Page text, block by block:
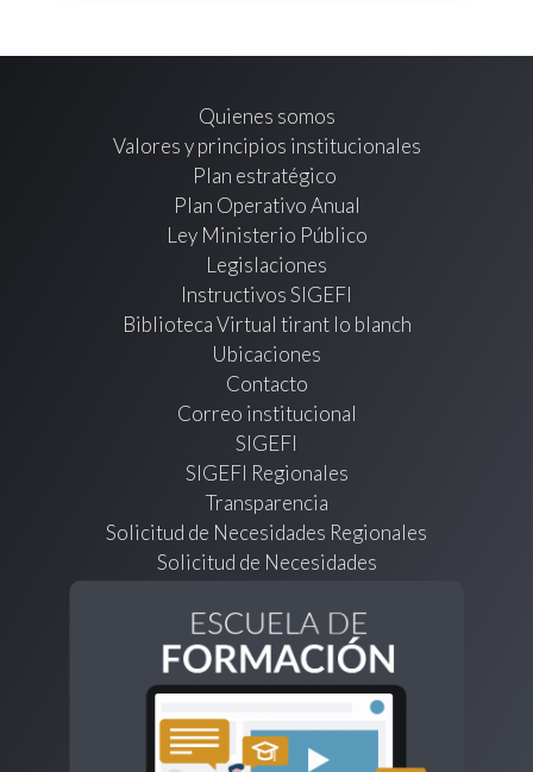
Quienes somos
Valores y principios institucionales
Plan estratégico
Plan Operativo Anual
Ley Ministerio Público
Legislaciones
Instructivos SIGEFI
Biblioteca Virtual tirant lo blanch
Ubicaciones
Contacto
Correo institucional
SIGEFI
SIGEFI Regionales
Transparencia
Solicitud de Necesidades Regionales
Solicitud de Necesidades